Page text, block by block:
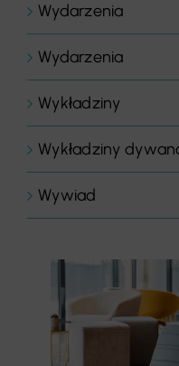
Wydarzenia
Wydarzenia
Wykładziny
Wykładziny
Wywiad